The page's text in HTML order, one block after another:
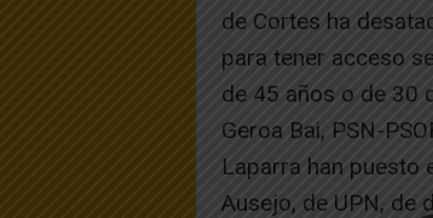
de Cortes ha
para tener acceso
de 45 años o de 30
Geroa Bai, PSN-
Laparra han puesto
Ausejo, de UPN, de